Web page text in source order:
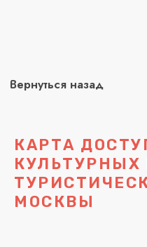
КАРТА
КУЛЬТУРНЫХ
МОСКВЫ